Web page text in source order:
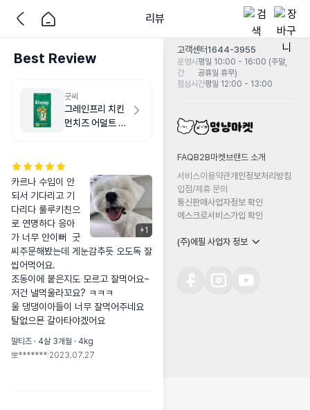
리뷰
Best Review
굿씨
그레인프리 치킨
먼치즈 어덜트 스
+1
카르나 수입이 안
되서 기다리고 기
다리다 룰루키친으
로 연명하다 응아
가 너무 안이뻐  굿
씨주문해봤는데 게눈감추듯 오도독 잘
씹어먹어요.
조동이에 붙은지도 모르고 잘먹어요~
저건 낼먹울라꼬요? ㅋㅋㅋ
울 댕댕이아들이 너무 잘먹어주네요
탈없으묜 갈아타야겠어요
말티즈 · 4살 3개월 · 4kg
뽀******* 2023.07.27
고객센터1644-3955
운영시
간
평일 10:00 - 16:00 (주말,
공휴일 휴무)
점심시간평일 12:00 - 13:00
FAQB2B마켓 브랜드 소개
서비스이용약관개인정보처리방침
입점/제휴 문의
통신판매사업자정보 확인
에스크로서비스가입 확인
(주)에필 사업자 정보